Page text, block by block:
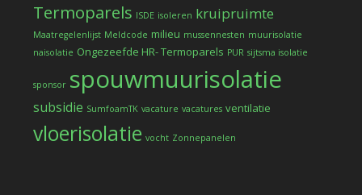
Termoparels ISDE isoleren kruipruimte
Maatregelenlijst Meldcode milieu mussennesten muurisolatie
naisolatie Ongezeefde HR- Termoparels PUR sijtsma isolatie
sponsor spouwmuurisolatie
subsidie SumfoamTK vacature vacatures ventilatie
vloerisolatie vocht Zonnepanelen